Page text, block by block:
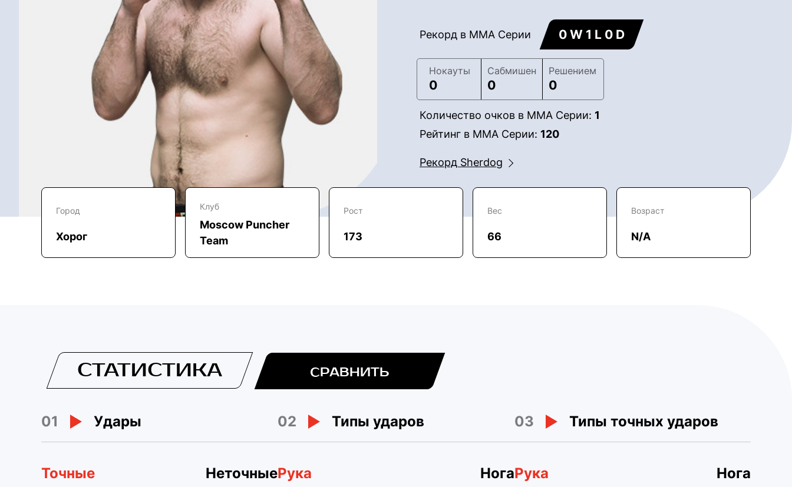
Рекорд в ММА Серии 0 W 1 L 0 D
Нокауты
0
Сабмишен
0
Решением
0
Количество очков в ММА Серии: 1
Рейтинг в ММА Серии: 120
Рекорд Sherdog
Город
Хорог
Клуб
Moscow Puncher
Team
Рост
173
Вес
66
Возраст
N/A
СТАТИСТИКА СРАВНИТЬ
01 Удары
Точные Неточные
02 Типы ударов
Рука Нога
03 Типы точных ударов
Рука Нога